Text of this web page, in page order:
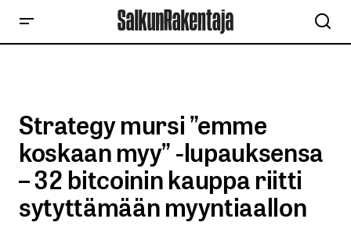
Strategy mursi ”emme
koskaan myy” -lupauksensa
– 32 bitcoinin kauppa riitti
sytyttämään myyntiaallon